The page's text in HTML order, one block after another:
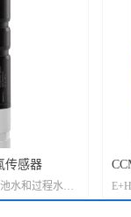
传感器
水和过程水，
程
常